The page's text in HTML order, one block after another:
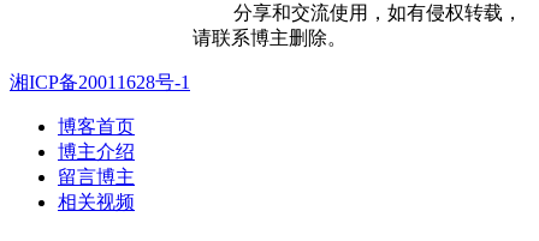
分享和交流使用，如有侵权转载，
请联系博主删除。
湘ICP备20011628号-1
博客首页
博主介绍
留言博主
相关视频